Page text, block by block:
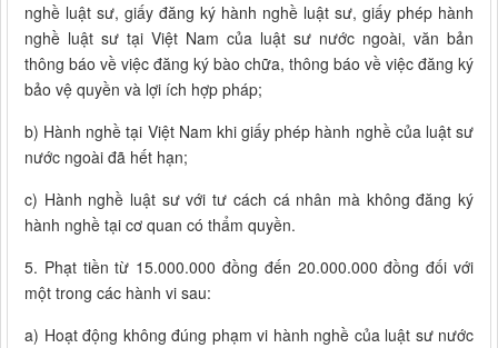
nghề luật sư, giấy đăng ký hành nghề luật sư, giấy phép hành
nghề luật sư tại Việt Nam của luật sư nước ngoài, văn bản
thông báo về việc đăng ký bào chữa, thông báo về việc đăng ký
bảo vệ quyền và lợi ích hợp pháp;
b) Hành nghề tại Việt Nam khi giấy phép hành nghề của luật sư
nước ngoài đã hết hạn;
c) Hành nghề luật sư với tư cách cá nhân mà không đăng ký
hành nghề tại cơ quan có thẩm quyền.
5. Phạt tiền từ 15.000.000 đồng đến 20.000.000 đồng đối với
một trong các hành vi sau:
a) Hoạt động không đúng phạm vi hành nghề của luật sư nước